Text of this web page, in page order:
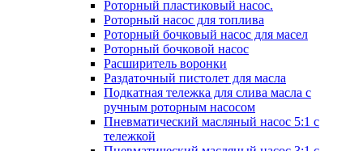
Роторный пластиковый насос.
Роторный насос для топлива
Роторный бочковый насос для масел
Роторный бочковой насос
Расширитель воронки
Раздаточный пистолет для масла
Подкатная тележка для слива масла с
ручным роторным насосом
Пневматический масляный насос 5:1 с
тележкой